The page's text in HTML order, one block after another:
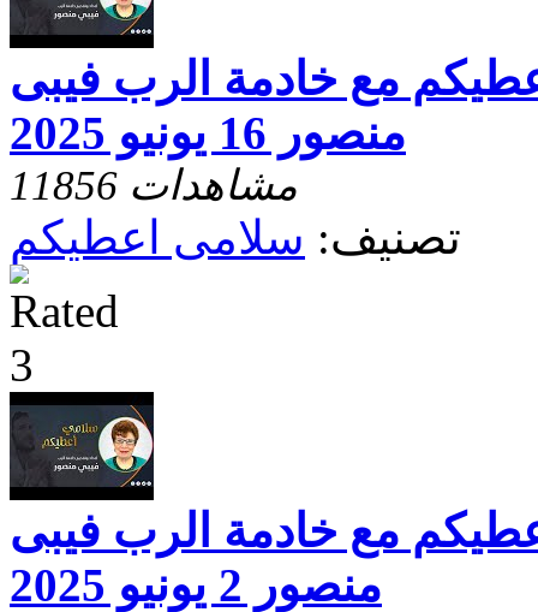
مع خادمة الرب فيبى
منصور 16 يونيو 2025
11856 مشاهدات
تصنيف: سلامى اعطيكم
مع خادمة الرب فيبى
منصور 2 يونيو 2025